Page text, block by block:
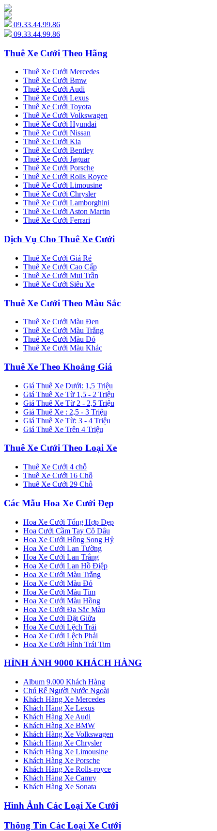
09.33.44.99.86
09.33.44.99.86
Thuê Xe Cưới Theo Hãng
Thuê Xe Cưới Mercedes
Thuê Xe Cưới Bmw
Thuê Xe Cưới Audi
Thuê Xe Cưới Lexus
Thuê Xe Cưới Toyota
Thuê Xe Cưới Volkswagen
Thuê Xe Cưới Hyundai
Thuê Xe Cưới Nissan
Thuê Xe Cưới Kia
Thuê Xe Cưới Bentley
Thuê Xe Cưới Jaguar
Thuê Xe Cưới Porsche
Thuê Xe Cưới Rolls Royce
Thuê Xe Cưới Limousine
Thuê Xe Cưới Chrysler
Thuê Xe Cưới Lamborghini
Thuê Xe Cưới Aston Martin
Thuê Xe Cưới Ferrari
Dịch Vụ Cho Thuê Xe Cưới
Thuê Xe Cưới Giá Rẻ
Thuê Xe Cưới Cao Cấp
Thuê Xe Cưới Mui Trần
Thuê Xe Cưới Siêu Xe
Thuê Xe Cưới Theo Màu Sắc
Thuê Xe Cưới Màu Đen
Thuê Xe Cưới Màu Trắng
Thuê Xe Cưới Màu Đỏ
Thuê Xe Cưới Màu Khác
Thuê Xe Theo Khoảng Giá
Giá Thuê Xe Dưới: 1,5 Triệu
Giá Thuê Xe Từ 1,5 - 2 Triệu
Giá Thuê Xe Từ 2 - 2,5 Triệu
Giá Thuê Xe : 2,5 - 3 Triệu
Giá Thuê Xe Từ: 3 - 4 Triệu
Giá Thuê Xe Trên 4 Triệu
Thuê Xe Cưới Theo Loại Xe
Thuê Xe Cưới 4 chỗ
Thuê Xe Cưới 16 Chỗ
Thuê Xe Cưới 29 Chỗ
Các Mẫu Hoa Xe Cưới Đẹp
Hoa Xe Cưới Tổng Hợp Đẹp
Hoa Cưới Cầm Tay Cô Dâu
Hoa Xe Cưới Hồng Song Hỷ
Hoa Xe Cưới Lan Tường
Hoa Xe Cưới Lan Trắng
Hoa Xe Cưới Lan Hồ Điệp
Hoa Xe Cưới Màu Trắng
Hoa Xe Cưới Màu Đỏ
Hoa Xe Cưới Màu Tím
Hoa Xe Cưới Màu Hồng
Hoa Xe Cưới Đa Sắc Màu
Hoa Xe Cưới Đặt Giữa
Hoa Xe Cưới Lệch Trái
Hoa Xe Cưới Lệch Phải
Hoa Xe Cưới Hình Trái Tim
HÌNH ẢNH 9000 KHÁCH HÀNG
Album 9.000 Khách Hàng
Chú Rể Người Nước Ngoài
Khách Hàng Xe Mercedes
Khách Hàng Xe Lexus
Khách Hàng Xe Audi
Khách Hàng Xe BMW
Khách Hàng Xe Volkswagen
Khách Hàng Xe Chrysler
Khách Hàng Xe Limousine
Khách Hàng Xe Porsche
Khách Hàng Xe Rolls-royce
Khách Hàng Xe Camry
Khách Hàng Xe Sonata
Hình Ảnh Các Loại Xe Cưới
Thông Tin Các Loại Xe Cưới